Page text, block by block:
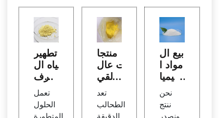
تطهير
مياه ال
صرف
الصح
ي بح
مض ا
تعمل
الحلول
المتطورة
منتجا
ت عال
ية القي
ن الط
حالب
تعد
الطحالب
الدقيقة
بيع ال
مواد ا
لكيميا
عالجة
مياه ال
نحن
ننتج
ونصدر